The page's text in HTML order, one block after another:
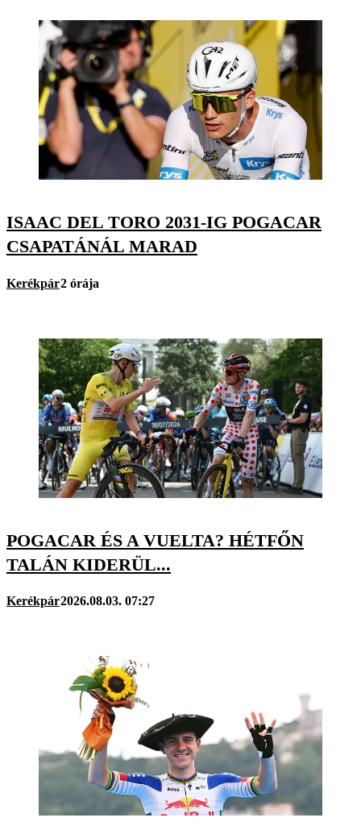
ISAAC DEL TORO 2031-IG POGACAR
CSAPATÁNÁL MARAD
Kerékpár2 órája
POGACAR ÉS A VUELTA? HÉTFŐN
TALÁN KIDERÜL...
Kerékpár2026.08.03. 07:27